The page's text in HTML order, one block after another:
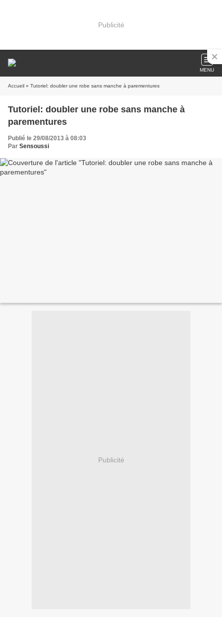
Publicité
MENU
Accueil » Tutoriel: doubler une robe sans manche à parementures
Tutoriel: doubler une robe sans manche à
parementures
Publié le 29/08/2013 à 08:03
Par Sensoussi
Publicité